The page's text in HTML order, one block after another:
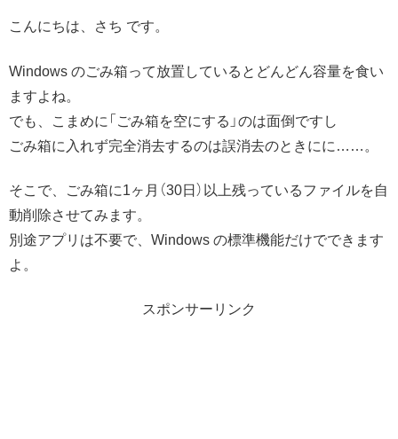
こんにちは、さち です。
Windows のごみ箱って放置しているとどんどん容量を食い
ますよね。
でも、こまめに「ごみ箱を空にする」のは面倒ですし
ごみ箱に入れず完全消去するのは誤消去のときにに……。
そこで、ごみ箱に1ヶ月（30日）以上残っているファイルを自
動削除させてみます。
別途アプリは不要で、Windows の標準機能だけでできます
よ。
スポンサーリンク